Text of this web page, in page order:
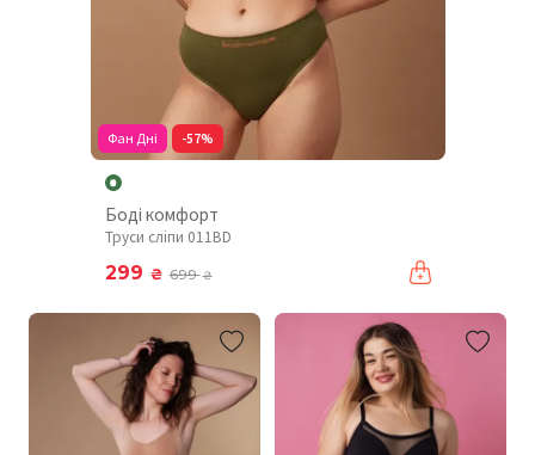
Фан Дні -57%
Боді комфорт
Труси сліпи 011BD
299 ₴ 699₴